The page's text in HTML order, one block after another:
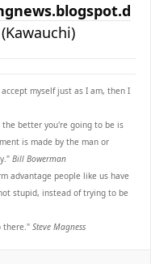
(Kawauchi)
myself just as I am, then I
better you're going to be is
is made by the man or
Bill Bowerman
advantage people like us have
stupid, instead of trying to be
there." Steve Magness